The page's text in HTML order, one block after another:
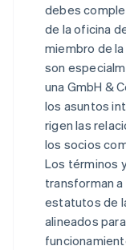
debes
de la oficina
miembro de la
son
una GmbH &
los asuntos
rigen las
los socios
Los términos
transforman a
estatutos de
alineados